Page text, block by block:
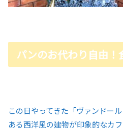
パンのお代わり自由
この日やってきた「ヴァンドー
ある西洋風の建物が印象的なカ